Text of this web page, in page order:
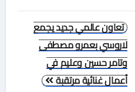
تعاون عالمي جديد يجمع
لاروسي بعمرو مصطفى
وتامر حسين وعليم في
أعمال غنائية مرتقبة